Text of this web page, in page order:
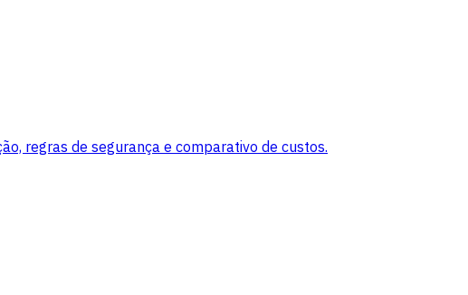
regras de segurança e comparativo de custos.